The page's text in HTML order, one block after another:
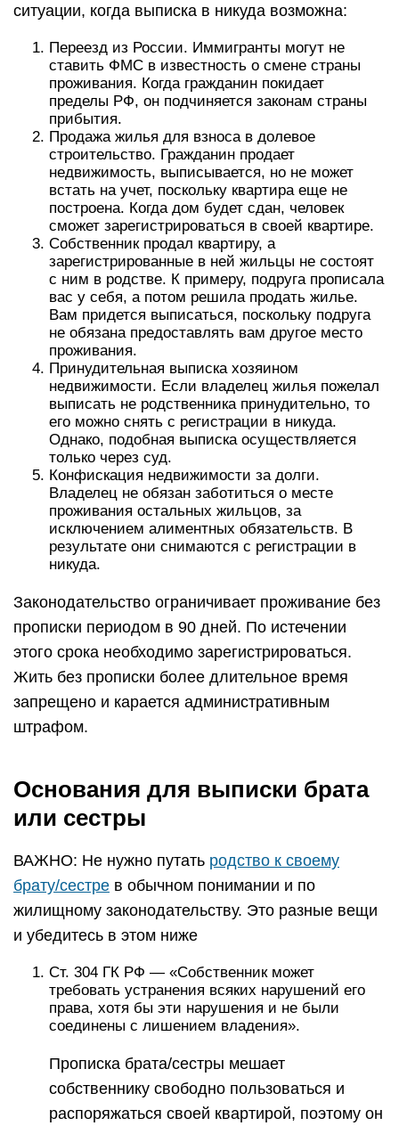
ситуации, когда выписка в никуда возможна:
Переезд из России. Иммигранты могут не
ставить ФМС в известность о смене страны
проживания. Когда гражданин покидает
пределы РФ, он подчиняется законам страны
прибытия.
Продажа жилья для взноса в долевое
строительство. Гражданин продает
недвижимость, выписывается, но не может
встать на учет, поскольку квартира еще не
построена. Когда дом будет сдан, человек
сможет зарегистрироваться в своей квартире.
Собственник продал квартиру, а
зарегистрированные в ней жильцы не состоят
с ним в родстве. К примеру, подруга прописала
вас у себя, а потом решила продать жилье.
Вам придется выписаться, поскольку подруга
не обязана предоставлять вам другое место
проживания.
Принудительная выписка хозяином
недвижимости. Если владелец жилья пожелал
выписать не родственника принудительно, то
его можно снять с регистрации в никуда.
Однако, подобная выписка осуществляется
только через суд.
Конфискация недвижимости за долги.
Владелец не обязан заботиться о месте
проживания остальных жильцов, за
исключением алиментных обязательств. В
результате они снимаются с регистрации в
никуда.
Законодательство ограничивает проживание без
прописки периодом в 90 дней. По истечении
этого срока необходимо зарегистрироваться.
Жить без прописки более длительное время
запрещено и карается административным
штрафом.
Основания для выписки брата
или сестры
ВАЖНО: Не нужно путать родство к своему
брату/сестре в обычном понимании и по
жилищному законодательству. Это разные вещи
и убедитесь в этом ниже
Ст. 304 ГК РФ — «Собственник может
требовать устранения всяких нарушений его
права, хотя бы эти нарушения и не были
соединены с лишением владения».
Прописка брата/сестры мешает
собственнику свободно пользоваться и
распоряжаться своей квартирой, поэтому он